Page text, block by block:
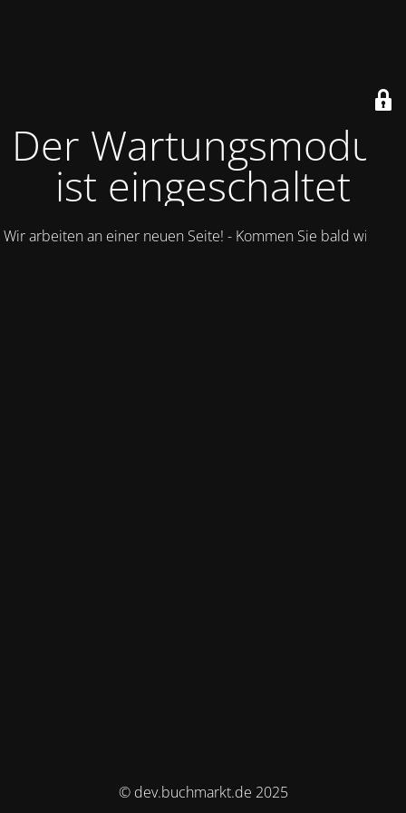
Der Wartungsmodus
ist eingeschaltet
Wir arbeiten an einer neuen Seite! - Kommen Sie bald wieder.
© dev.buchmarkt.de 2025